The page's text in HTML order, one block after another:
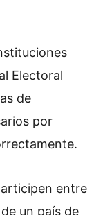
Electoral
de
por
entre
un país de